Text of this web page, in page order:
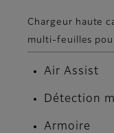
Chargeur haute
multi-feuilles
Air Assist
Détection
Armoire